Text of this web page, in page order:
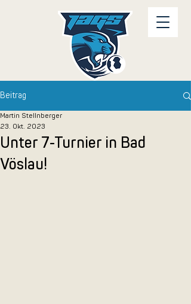
Beitrag
Unter 7-Turnier in Bad
Vöslau!
Martin Stellnberger
23. Okt. 2023